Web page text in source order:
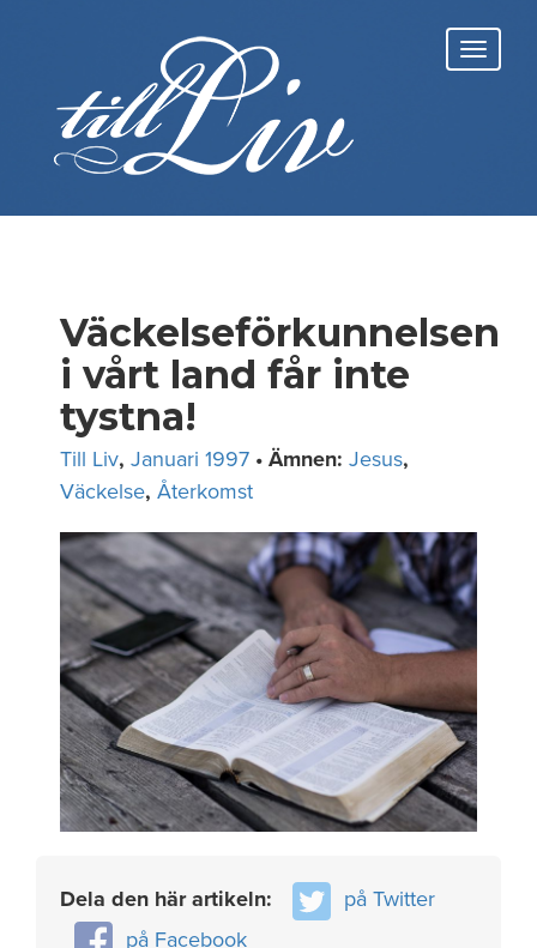
Väckelseförkunnelsen
i vårt land får inte
tystna!
Till Liv, Januari 1997 • Ämnen: Jesus,
Väckelse, Återkomst
Dela den här artikeln:
på Twitter
på Facebook